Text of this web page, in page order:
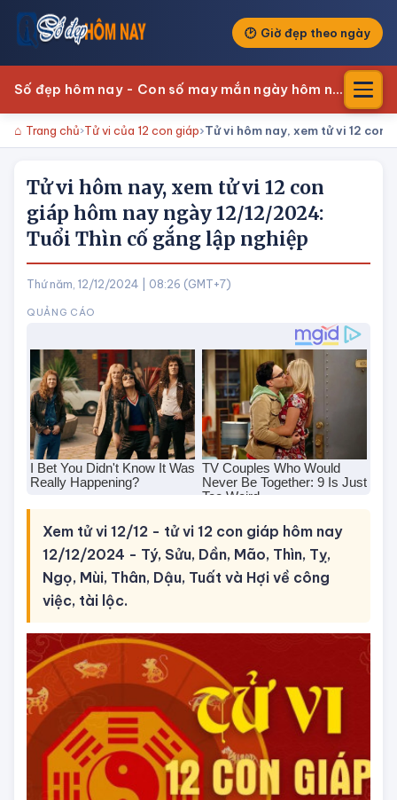
Giờ đẹp theo ngày
Số đẹp hôm nay - Con số may mắn ngày hôm nay
Trang chủ Tử vi của 12 con giáp Tử vi hôm nay, xem tử vi 12
Tử vi hôm nay, xem tử vi 12 con
giáp hôm nay ngày 12/12/2024:
Tuổi Thìn cố gắng lập nghiệp
Thứ năm, 12/12/2024 | 08:26 (GMT+7)
Xem tử vi 12/12 - tử vi 12 con giáp hôm nay
12/12/2024 - Tý, Sửu, Dần, Mão, Thìn, Tỵ,
việc, tài lộc.